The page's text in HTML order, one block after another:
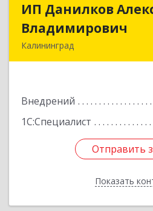
ИП Данилков
Владимирович
Калининград
Внедрений
1С:Специалист
Отправить
Показать
ИП
Отправить
Назад